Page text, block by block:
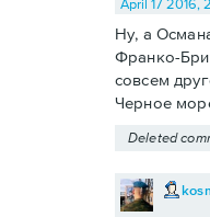
April 17 2016,
Ну, а
Франко-
совсем
Черное
Deleted